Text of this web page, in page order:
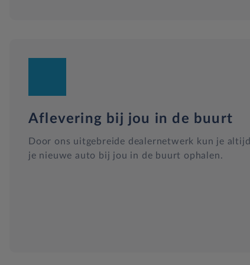
Aflevering bij jou in de buurt
Door ons uitgebreide dealernetwerk kun je altijd
je nieuwe auto bij jou in de buurt ophalen.